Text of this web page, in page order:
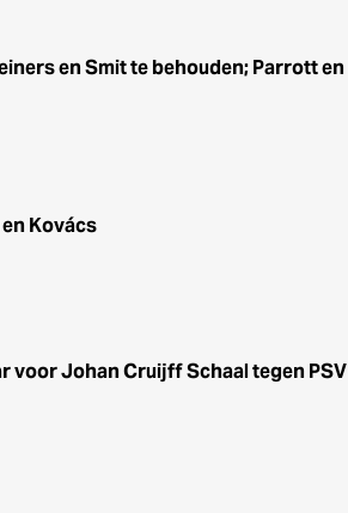
en Smit te behouden; Parrott en
Kovács
voor Johan Cruijff Schaal tegen PSV